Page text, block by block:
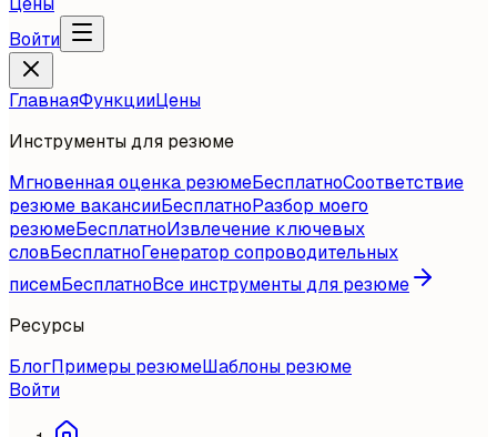
Войти
ГлавнаяФункцииЦены
Инструменты для резюме
Мгновенная оценка резюмеБесплатноСоответствие
резюме вакансииБесплатноРазбор моего
резюмеБесплатноИзвлечение ключевых
словБесплатноГенератор сопроводительных
писемБесплатноВсе инструменты для резюме
Ресурсы
БлогПримеры резюмеШаблоны резюме
Войти